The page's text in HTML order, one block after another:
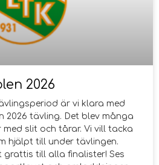
2026
är vi klara med
2026 tävling. Det blev många
slit och tårar. Vi vill tacka
hjälpt till under tävlingen.
grattis till alla finalister! Ses